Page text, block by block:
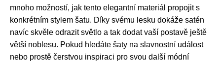
mnoho možností, jak tento elegantní materiál propojit s
konkrétním stylem šatu. Díky svému lesku dokáže satén
navíc skvěle odrazit světlo a tak dodat vaší postavě ještě
větší noblesu. Pokud hledáte šaty na slavnostní událost
nebo prostě čerstvou inspiraci pro svou další módní